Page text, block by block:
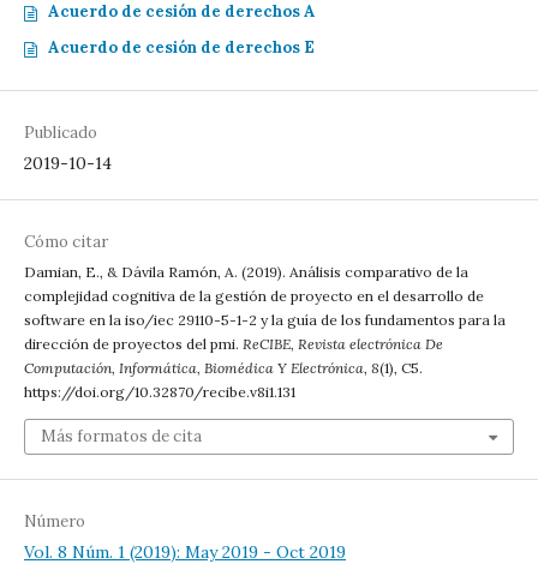
Acuerdo de cesión de derechos A
Acuerdo de cesión de derechos E
Publicado
2019-10-14
Cómo citar
Damian, E., & Dávila Ramón, A. (2019). Análisis comparativo de la
complejidad cognitiva de la gestión de proyecto en el desarrollo de
software en la iso/iec 29110-5-1-2 y la guía de los fundamentos para la
dirección de proyectos del pmi. ReCIBE, Revista electrónica De
Computación, Informática, Biomédica Y Electrónica, 8(1), C5.
https://doi.org/10.32870/recibe.v8i1.131
Más formatos de cita
Número
Vol. 8 Núm. 1 (2019): May 2019 - Oct 2019